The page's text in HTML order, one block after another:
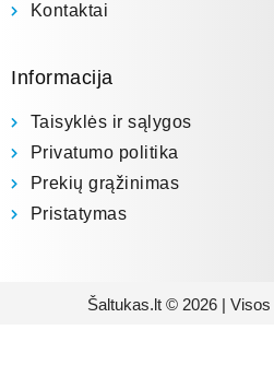
Kontaktai
Informacija
Taisyklės ir sąlygos
Privatumo politika
Prekių grąžinimas
Pristatymas
Šaltukas.lt © 2026 |